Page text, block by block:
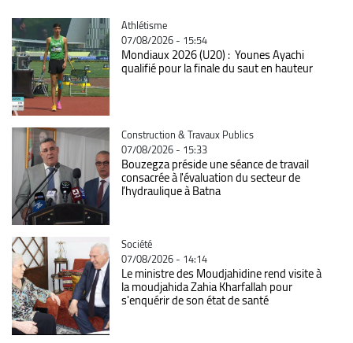
Catégorie
Athlétisme
07/08/2026 - 15:54
Mondiaux 2026 (U20) : Younes Ayachi
qualifié pour la finale du saut en hauteur
Catégorie
Construction & Travaux Publics
07/08/2026 - 15:33
Bouzegza préside une séance de travail
consacrée à l'évaluation du secteur de
l’hydraulique à Batna
Catégorie
Société
07/08/2026 - 14:14
Le ministre des Moudjahidine rend visite à
la moudjahida Zahia Kharfallah pour
s'enquérir de son état de santé